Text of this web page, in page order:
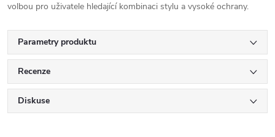
volbou pro uživatele hledající kombinaci stylu a vysoké ochrany.
Parametry produktu
Recenze
Diskuse